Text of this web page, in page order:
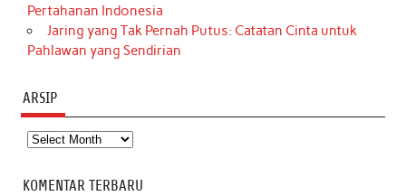
Pertahanan Indonesia
Jaring yang Tak Pernah Putus: Catatan Cinta untuk
Pahlawan yang Sendirian
ARSIP
Arsip
KOMENTAR TERBARU